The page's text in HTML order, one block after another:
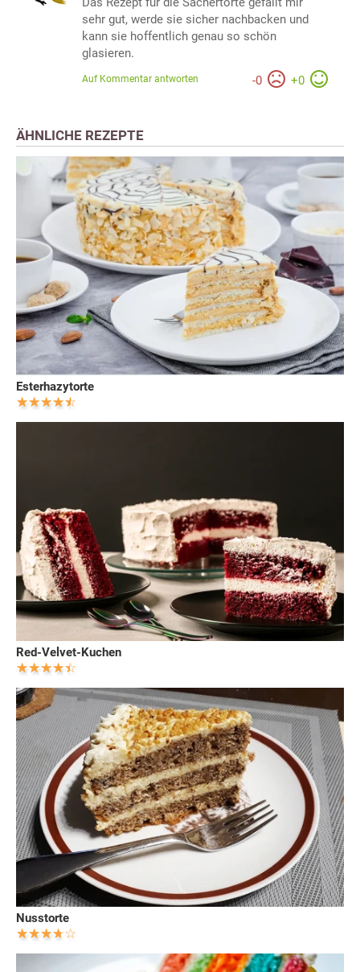
sehr gut, werde sie sicher nachbacken und
kann sie hoffentlich genau so schön
glasieren.
-0 +0
Auf Kommentar antworten
ÄHNLICHE REZEPTE
Esterhazytorte
Red-Velvet-Kuchen
Nusstorte